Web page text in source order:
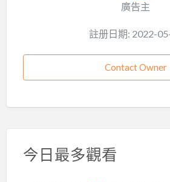
廣告主
註册日期: 2022-
Contact Owner
今日最多觀看